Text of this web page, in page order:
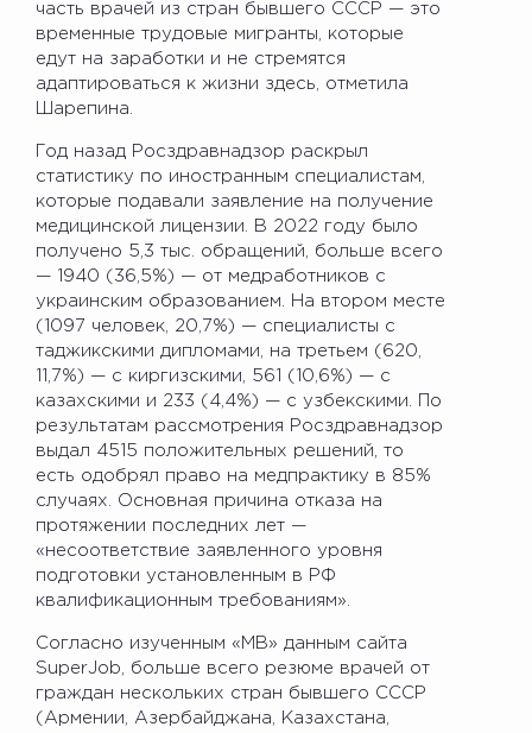
часть врачей из стран бывшего СССР — это
временные трудовые мигранты, которые
едут на заработки и не стремятся
адаптироваться к жизни здесь, отметила
Шарепина.
Год назад Росздравнадзор раскрыл
статистику по иностранным специалистам,
которые подавали заявление на получение
медицинской лицензии. В 2022 году было
получено 5,3 тыс. обращений, больше всего
— 1940 (36,5%) — от медработников с
украинским образованием. На втором месте
(1097 человек, 20,7%) — специалисты с
таджикскими дипломами, на третьем (620,
11,7%) — с киргизскими, 561 (10,6%) — с
казахскими и 233 (4,4%) — с узбекскими. По
результатам рассмотрения Росздравнадзор
выдал 4515 положительных решений, то
есть одобрял право на медпрактику в 85%
случаях. Основная причина отказа на
протяжении последних лет —
«несоответствие заявленного уровня
подготовки установленным в РФ
квалификационным требованиям».
Согласно изученным «МВ» данным сайта
SuperJob, больше всего резюме врачей от
граждан нескольких стран бывшего СССР
(Армении, Азербайджана, Казахстана,